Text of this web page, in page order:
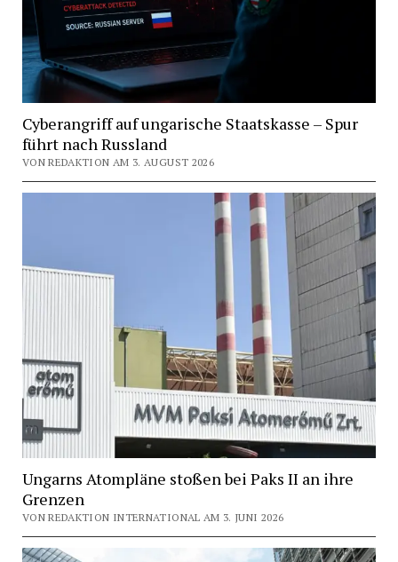
Cyberangriff auf ungarische Staatskasse – Spur
führt nach Russland
VON REDAKTION AM 3. AUGUST 2026
Ungarns Atompläne stoßen bei Paks II an ihre
Grenzen
VON REDAKTION INTERNATIONAL AM 3. JUNI 2026